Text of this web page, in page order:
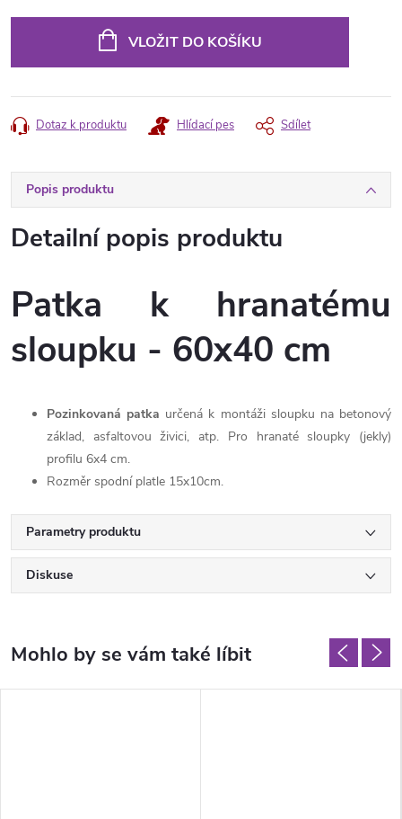
VLOŽIT DO KOŠÍKU
Dotaz k produktu Hlídací pes Sdílet
Popis produktu
Detailní popis produktu
Patka k hranatému
sloupku - 60x40 cm
Pozinkovaná patka určená k montáži sloupku na betonový
základ, asfaltovou živici, atp. Pro hranaté sloupky (jekly)
profilu 6x4 cm.
Rozměr spodní platle 15x10cm.
Parametry produktu
Diskuse